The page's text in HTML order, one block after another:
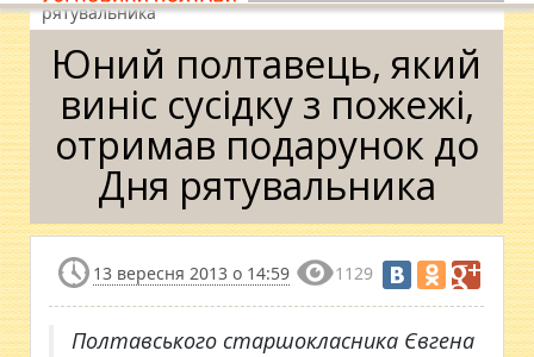
рятувальника
Юний полтавець, який
виніс сусідку з пожежі,
отримав подарунок до
Дня рятувальника
13 вересня 2013 о 14:59 1129
Полтавського старшокласника Євгена